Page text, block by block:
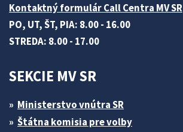
Kontaktný formulár Call Centra MV SR
PO, UT, ŠT, PIA: 8.00 - 16.00
STREDA: 8.00 - 17.00
SEKCIE MV SR
Ministerstvo vnútra SR
Štátna komisia pre volby